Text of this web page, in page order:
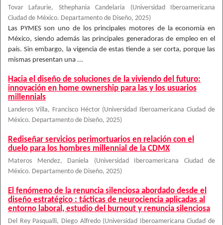
Tovar Lafaurie, Sthephania Candelaria (Universidad Iberoamericana
Ciudad de México. Departamento de Diseño, 2025)
Las PYMES son uno de los principales motores de la economía en
México, siendo además las principales generadoras de empleo en el
país. Sin embargo, la vigencia de estas tiende a ser corta, porque las
mismas presentan una ...
Hacia el diseño de soluciones de la viviendo del futuro:
innovación en home ownership para las y los usuarios
millennials
Landeros Villa, Francisco Héctor (Universidad Iberoamericana Ciudad de
México. Departamento de Diseño, 2025)
Rediseñar servicios perimortuarios en relación con el
duelo para los hombres millennial de la CDMX
Materos Mendez, Daniela (Universidad Iberoamericana Ciudad de
México. Departamento de Diseño, 2025)
El fenómeno de la renuncia silenciosa abordado desde el
diseño estratégico : tácticas de neurociencia aplicadas al
entorno laboral, estudio del burnout y renuncia silenciosa
Del Rey Pasqualli, Diego Alfredo (Universidad Iberoamericana Ciudad de